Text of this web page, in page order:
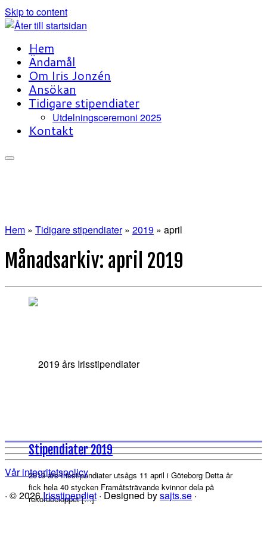
Skip to content
Hem
Ändamål
Om Iris Jonzén
Ansökan
Tidigare stipendiater
Utdelningsceremoni 2025
Kontakt
Hem » Tidigare stipendiater » 2019 » april
Månadsarkiv: april 2019
Stipendiater 2019
2019 års Irisstipendiater utsågs 11 april i Göteborg Detta år
fick hela 40 stycken Framåtsträvande kvinnor dela på
rekordbeloppet […]
Vår integritetspolicy
· © 2026Irisstipendiet · Designed bysajts.se ·